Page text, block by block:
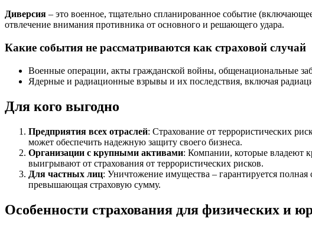
Диверсия – это военное, тщательно спланированное событие
отвлечение внимания противника от основного и решающего удара.
Какие события не рассматриваются как страховой случай
Военные операции, акты гражданской войны, общенациональные
Ядерные и радиационные взрывы и их последствия, включая
Для кого выгодно
Предприятия всех отраслей: Страхование от террористических
может обеспечить надежную защиту своего бизнеса.
Организации с крупными активами: Компании, которые владеют
выигрывают от страхования от террористических рисков.
Для частных лиц: Уничтожение имущества – гарантируется полная
превышающая страховую сумму.
Особенности страхования для физических и